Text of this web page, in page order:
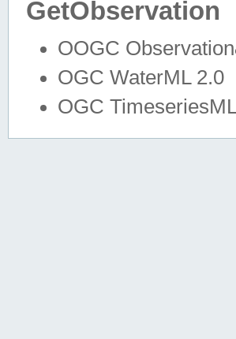
GetObservation
OOGC
OGC WaterML 2.0
OGC